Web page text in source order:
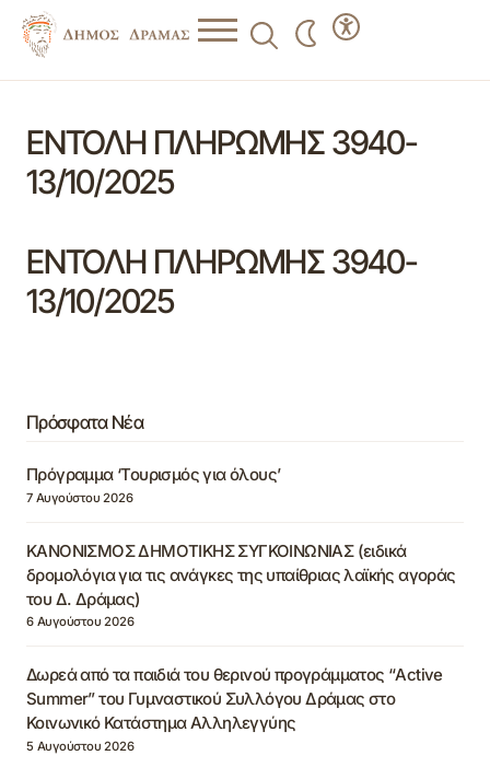
ΕΝΤΟΛΗ ΠΛΗΡΩΜΗΣ 3940-
13/10/2025
ΕΝΤΟΛΗ ΠΛΗΡΩΜΗΣ 3940-
13/10/2025
Πρόσφατα Νέα
Πρόγραμμα ‘Τουρισμός για όλους’
7 Αυγούστου 2026
ΚΑΝΟΝΙΣΜΟΣ ΔΗΜΟΤΙΚΗΣ ΣΥΓΚΟΙΝΩΝΙΑΣ (ειδικά
δρομολόγια για τις ανάγκες της υπαίθριας λαϊκής αγοράς
του Δ. Δράμας)
6 Αυγούστου 2026
Δωρεά από τα παιδιά του θερινού προγράμματος “Active
Summer” του Γυμναστικού Συλλόγου Δράμας στο
Κοινωνικό Κατάστημα Αλληλεγγύης
5 Αυγούστου 2026